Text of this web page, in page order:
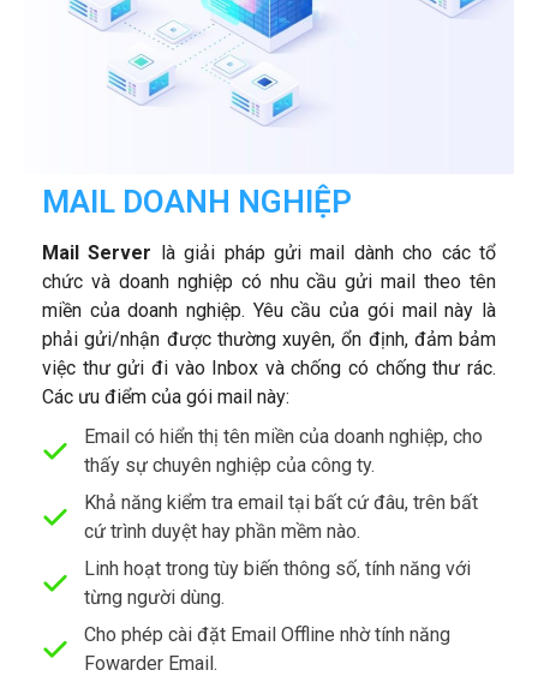
MAIL DOANH NGHIỆP
Mail Server là giải pháp gửi mail dành cho các tổ
chức và doanh nghiệp có nhu cầu gửi mail theo tên
miền của doanh nghiệp. Yêu cầu của gói mail này là
phải gửi/nhận được thường xuyên, ổn định, đảm bảm
việc thư gửi đi vào Inbox và chống có chống thư rác.
Các ưu điểm của gói mail này:
Email có hiển thị tên miền của doanh nghiệp, cho
thấy sự chuyên nghiệp của công ty.
Khả năng kiểm tra email tại bất cứ đâu, trên bất
cứ trình duyệt hay phần mềm nào.
Linh hoạt trong tùy biến thông số, tính năng với
từng người dùng.
Cho phép cài đặt Email Offline nhờ tính năng
Fowarder Email.